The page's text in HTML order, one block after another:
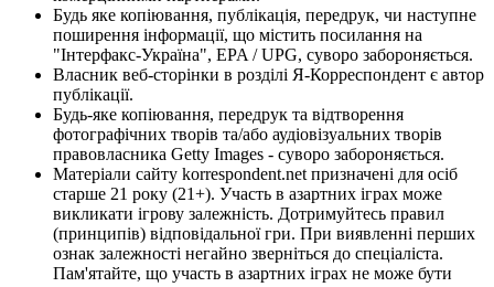
Будь яке копіювання, публікація, передрук, чи наступне
поширення інформації, що містить посилання на
"Інтерфакс-Україна", EPA / UPG, суворо забороняється.
Власник веб-сторінки в розділі Я-Корреспондент є автор
публікації.
Будь-яке копіювання, передрук та відтворення
фотографічних творів та/або аудіовізуальних творів
правовласника Getty Images - суворо забороняється.
Матеріали сайту korrespondent.net призначені для осіб
старше 21 року (21+). Участь в азартних іграх може
викликати ігрову залежність. Дотримуйтесь правил
(принципів) відповідальної гри. При виявленні перших
ознак залежності негайно зверніться до спеціаліста.
Пам'ятайте, що участь в азартних іграх не може бути